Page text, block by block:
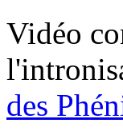
Vidéo
des